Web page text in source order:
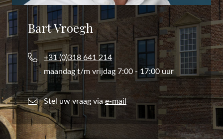
Bart Vroegh
+31 (0)318 641 214
maandag t/m vrijdag 7:00 - 17:00 uur
Stel uw vraag viae-mail